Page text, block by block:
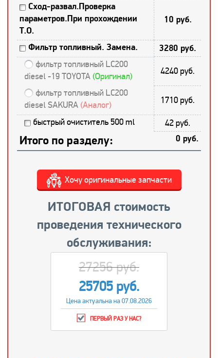
Сход-развал.Проверка
параметров.При прохождении
Т.О.
10 руб.
Фильтр топливный. Замена. 3280 руб.
фильтр топливный LC200
diesel -19 TOYOTA (Оригинал) 4240 руб.
фильтр топливный LC200
diesel SAKURA (Аналог) 1710 руб.
быстрый очиститель 500 ml 42 руб.
Итого по разделу: 0 руб.
ИТОГОВАЯ стоимость
проведения технического
обслуживания:
Хочу оригинальные запчасти
27256 руб.
25705 руб.
Цена актуальна на 07.08.2026
ПЕРВЫЙ РАЗ У НАС?